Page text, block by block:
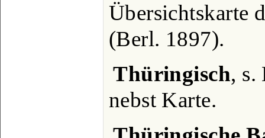
Übersichtskarte
(Berl. 1897).
Thüringisch, s.
nebst Karte.